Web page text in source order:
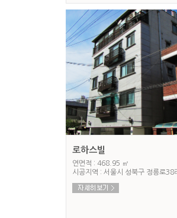
로하스빌
연면적 : 468.95 ㎡
시공지역 : 서울시 성북구 정릉로38